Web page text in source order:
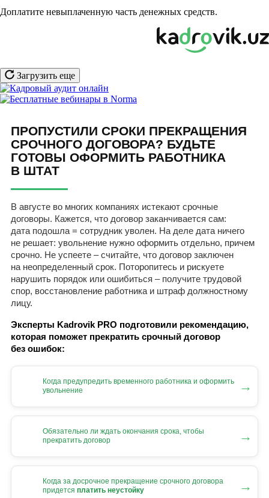
Доплатите невыплаченную часть денежных средств.
Загрузить еще
ПРОПУСТИЛИ СРОКИ ПРЕКРАЩЕНИЯ
СРОЧНОГО ДОГОВОРА? БУДЬТЕ
ГОТОВЫ ОФОРМИТЬ РАБОТНИКА
В ШТАТ
В августе во многих компаниях истекают срочные
договоры. Кажется, что договор заканчивается сам:
дата подошла = сотрудник уволен. На деле дата ничего
не решает: увольнение нужно оформить отдельно, причем
срочно. Не успеете – считайте, что договор заключен
на неопределенный срок. Поторопитесь и рискуете
нарушить порядок или ошибиться – получите трудовой
спор, восстановление работника и штраф должностному
лицу.
Эксперты Kadrovik PRO подготовили рекомендацию,
которая поможет прекратить срочный договор
без ошибок:
Когда предупредить временного работника и оформить
увольнение
→
Обязательно ли ждать окончания срока, чтобы
прекратить договор
→
Когда за досрочное прекращение срочного договора
придется платить неустойку →